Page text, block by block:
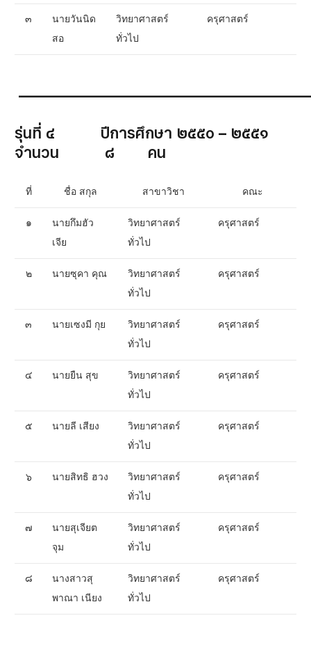
๓
นายวันนิด
สอ
วิทยาศาสตร์
ทั่วไป
ครุศาสตร์
รุ่นที่ ๔ ปีการศึกษา ๒๕๕๐ – ๒๕๕๑
จำนวน ๘ คน
ที่ ชื่อ สกุล สาขาวิชา คณะ
๑
นายกึมฮัว
เจีย
วิทยาศาสตร์
ทั่วไป
ครุศาสตร์
๒ นายซุคา คุณ
วิทยาศาสตร์
ทั่วไป
ครุศาสตร์
๓ นายเซงมี กุย
วิทยาศาสตร์
ทั่วไป
ครุศาสตร์
๔ นายยืน สุข
วิทยาศาสตร์
ทั่วไป
ครุศาสตร์
๕ นายลี เสียง
วิทยาศาสตร์
ทั่วไป
ครุศาสตร์
๖ นายสิทธิ ฮวง
วิทยาศาสตร์
ทั่วไป
ครุศาสตร์
๗
นายสุเจียต
จุม
วิทยาศาสตร์
ทั่วไป
ครุศาสตร์
๘
นางสาวสุ
พาณา เนียง
วิทยาศาสตร์
ทั่วไป
ครุศาสตร์